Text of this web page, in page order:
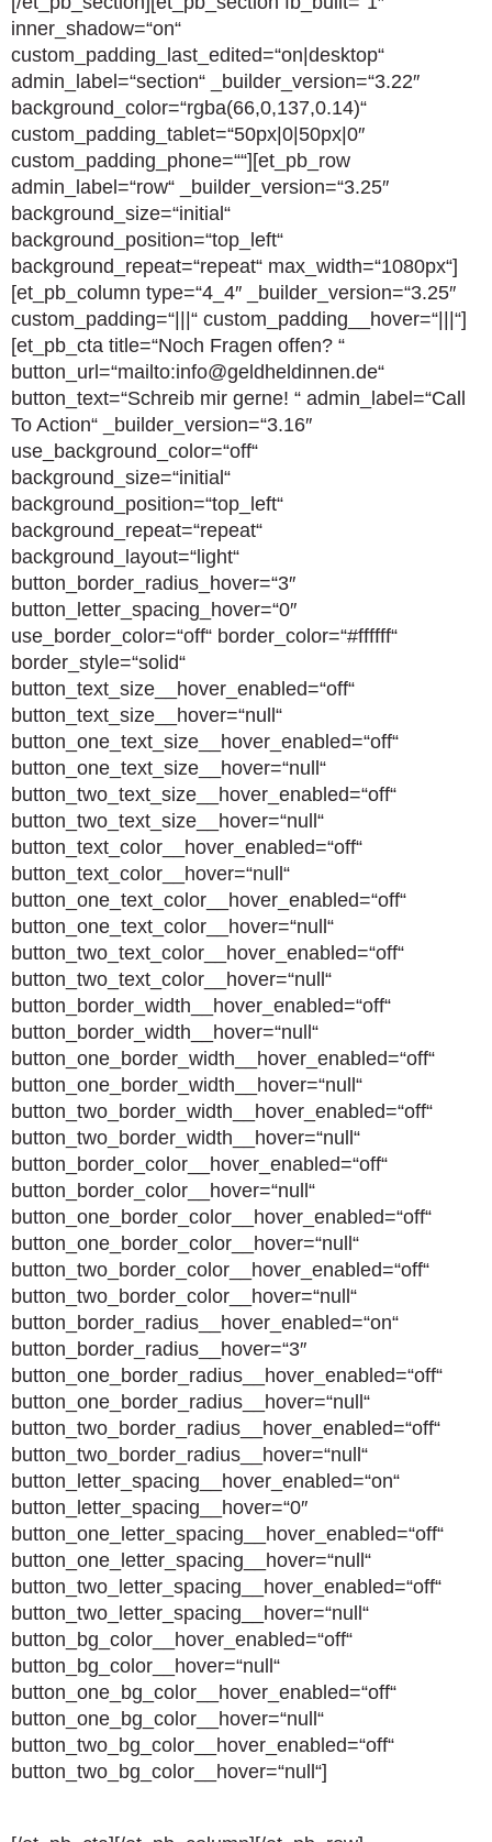
inner_shadow=“on“
custom_padding_last_edited=“on|desktop“
admin_label=“section“ _builder_version=“3.22″
background_color=“rgba(66,0,137,0.14)“
custom_padding_tablet=“50px|0|50px|0″
custom_padding_phone=““][et_pb_row
admin_label=“row“ _builder_version=“3.25″
background_size=“initial“
background_position=“top_left“
background_repeat=“repeat“ max_width=“1080px“]
[et_pb_column type=“4_4″ _builder_version=“3.25″
custom_padding=“|||“ custom_padding__hover=“|||“]
[et_pb_cta title=“Noch Fragen offen? “
button_url=“mailto:info@geldheldinnen.de“
button_text=“Schreib mir gerne! “ admin_label=“Call
To Action“ _builder_version=“3.16″
use_background_color=“off“
background_size=“initial“
background_position=“top_left“
background_repeat=“repeat“
background_layout=“light“
button_border_radius_hover=“3″
button_letter_spacing_hover=“0″
use_border_color=“off“ border_color=“#ffffff“
border_style=“solid“
button_text_size__hover_enabled=“off“
button_text_size__hover=“null“
button_one_text_size__hover_enabled=“off“
button_one_text_size__hover=“null“
button_two_text_size__hover_enabled=“off“
button_two_text_size__hover=“null“
button_text_color__hover_enabled=“off“
button_text_color__hover=“null“
button_one_text_color__hover_enabled=“off“
button_one_text_color__hover=“null“
button_two_text_color__hover_enabled=“off“
button_two_text_color__hover=“null“
button_border_width__hover_enabled=“off“
button_border_width__hover=“null“
button_one_border_width__hover_enabled=“off“
button_one_border_width__hover=“null“
button_two_border_width__hover_enabled=“off“
button_two_border_width__hover=“null“
button_border_color__hover_enabled=“off“
button_border_color__hover=“null“
button_one_border_color__hover_enabled=“off“
button_one_border_color__hover=“null“
button_two_border_color__hover_enabled=“off“
button_two_border_color__hover=“null“
button_border_radius__hover_enabled=“on“
button_border_radius__hover=“3″
button_one_border_radius__hover_enabled=“off“
button_one_border_radius__hover=“null“
button_two_border_radius__hover_enabled=“off“
button_two_border_radius__hover=“null“
button_letter_spacing__hover_enabled=“on“
button_letter_spacing__hover=“0″
button_one_letter_spacing__hover_enabled=“off“
button_one_letter_spacing__hover=“null“
button_two_letter_spacing__hover_enabled=“off“
button_two_letter_spacing__hover=“null“
button_bg_color__hover_enabled=“off“
button_bg_color__hover=“null“
button_one_bg_color__hover_enabled=“off“
button_one_bg_color__hover=“null“
button_two_bg_color__hover_enabled=“off“
button_two_bg_color__hover=“null“]